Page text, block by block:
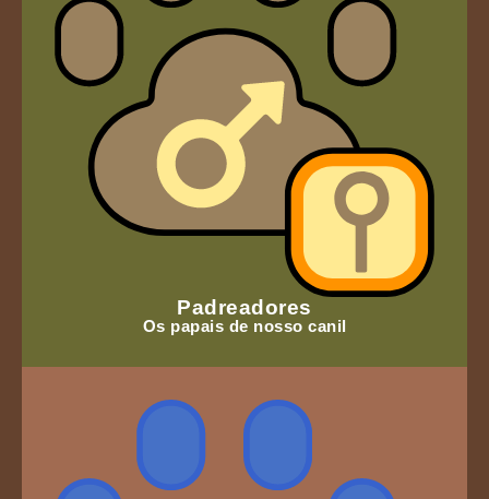
Padreadores
Os papais de nosso canil